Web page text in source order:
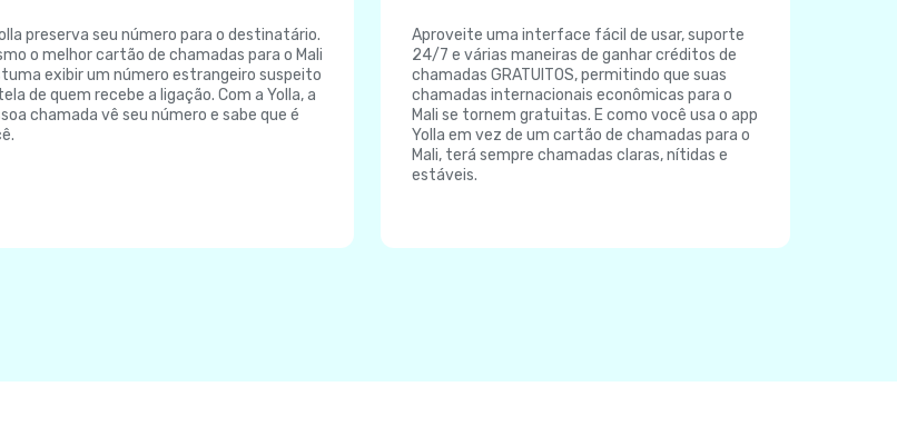
preserva seu número para o destinatário.
o melhor cartão de chamadas para o Mali
exibir um número estrangeiro suspeito
de quem recebe a ligação. Com a Yolla, a
chamada vê seu número e sabe que é
Aproveite uma interface fácil de usar, suporte
24/7 e várias maneiras de ganhar créditos de
chamadas GRATUITOS, permitindo que suas
chamadas internacionais econômicas para o
Mali se tornem gratuitas. E como você usa o app
Yolla em vez de um cartão de chamadas para o
Mali, terá sempre chamadas claras, nítidas e
estáveis.